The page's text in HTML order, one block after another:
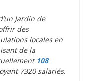
Jardin de
des
locales en
de la
108
7320 salariés.